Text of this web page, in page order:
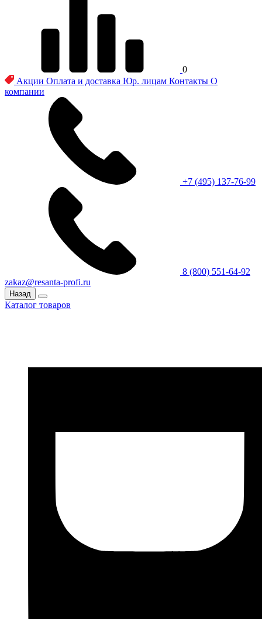
0
Акции Оплата и доставка Юр. лицам Контакты О
компании
+7 (495) 137-76-99
8 (800) 551-64-92
zakaz@resanta-profi.ru
Назад
Каталог товаров